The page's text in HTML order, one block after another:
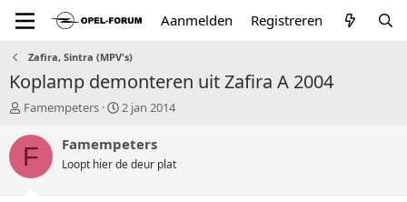
Aanmelden Registreren
Zafira, Sintra (MPV's)
Koplamp demonteren uit Zafira A 2004
T
p
Famempeters
S
a
r
t
2 jan 2014
F Famempeters
Loopt hier de deur plat